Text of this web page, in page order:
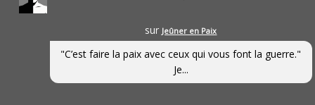
sur Jeûner en Paix
"C’est faire la paix avec ceux qui vous font la guerre."
Je...